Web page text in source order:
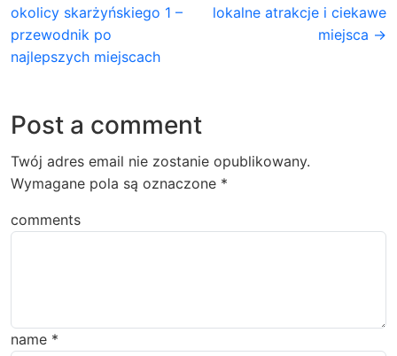
okolicy skarżyńskiego 1 –
przewodnik po
najlepszych miejscach
lokalne atrakcje i ciekawe
miejsca →
Post a comment
Twój adres email nie zostanie opublikowany.
Wymagane pola są oznaczone *
comments
name *